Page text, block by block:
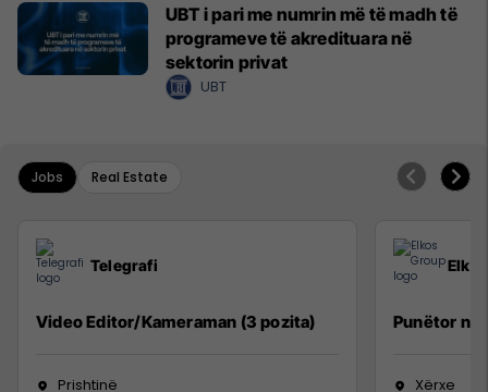
UBT i pari me numrin më të madh të
programeve të akredituara në
sektorin privat
UBT
Jobs Real Estate
Telegrafi
Video Editor/Kameraman (3 pozita)
Prishtinë
Punëtor në
Xërxe